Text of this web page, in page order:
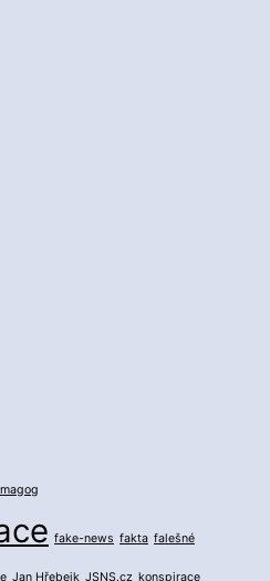
fake-news fakta falešné
Jan Hřebejk JSNS.cz konspirace